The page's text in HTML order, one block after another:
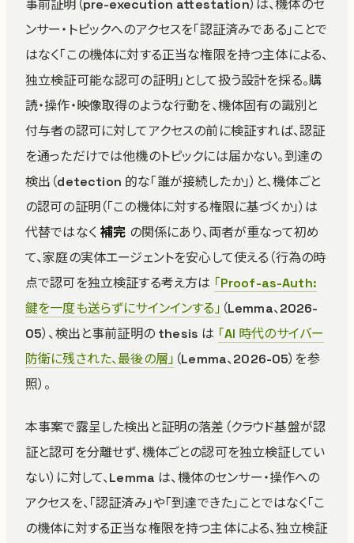
事前証明（pre-execution attestation）は、機体のセ
ンサー・トピックへのアクセスを「認証済みである」ことで
はなく「この機体に対する正当な権限を持つ主体による、
独立検証可能な認可の証明」として扱う設計を採る。購
読・操作・映像取得のような行動を、機体固有の識別と
付与者の認可に対してアクセスの前に検証すれば、認証
を通っただけでは他機のトピックには届かない。到達の
検出（detection 的な「誰が接続したか」）と、機体ごと
の認可の証明（「この機体に対する権限に基づくか」）は
代替ではなく補完 の関係にあり、両者が重なって初め
て、家庭の実体エージェントを安心して使える（行為の時
点で認可を独立検証する考え方は 「Proof-as-Auth:
鍵を一度も送らずにサインインする」 （Lemma、2026-
05）、検出と事前証明の thesis は 「AI 時代のサイバー
防衛に残された、最後の層」 （Lemma、2026-05）を参
照）。
本事案で露呈した検出と証明の落差（クラウド基盤が認
証と認可を分離せず、機体ごとの認可を独立検証してい
ない）に対して、Lemma は、機体のセンサー・操作への
アクセスを、「認証済み」や「到達できた」ことではなく「こ
の機体に対する正当な権限を持つ主体による、独立検証